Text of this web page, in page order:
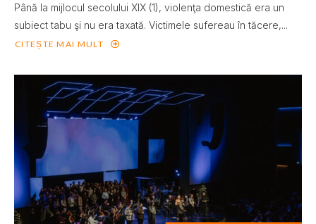
Până la mijlocul secolului XIX (1), violenţa domestică era un
subiect tabu şi nu era taxată. Victimele sufereau în tăcere,...
CITEȘTE MAI MULT